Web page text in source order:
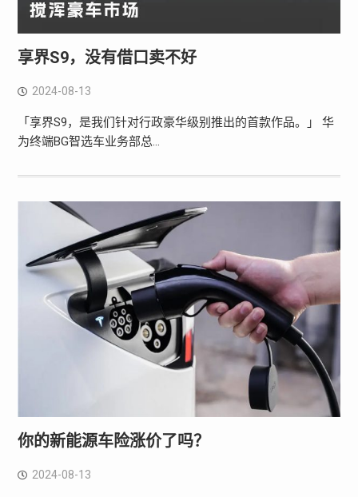
享界S9，没有借口卖不好
2024-08-13
「享界S9，是我们针对行政豪华级别推出的首款作品。」 华
为终端BG智选车业务部总…
你的新能源车险涨价了吗？
2024-08-13